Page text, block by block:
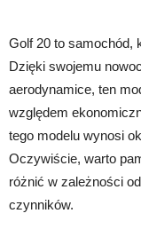
Golf 20 to samochód,
Dzięki swojemu
aerodynamice, ten
względem
tego modelu wynosi
Oczywiście, warto
różnić w zależności
czynników.